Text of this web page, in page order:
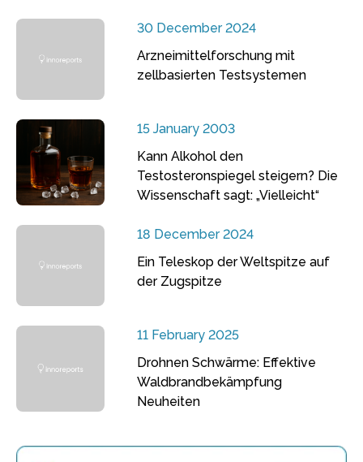
30 December 2024
Arzneimittelforschung mit
zellbasierten Testsystemen
15 January 2003
Kann Alkohol den
Testosteronspiegel steigern? Die
Wissenschaft sagt: „Vielleicht“
18 December 2024
Ein Teleskop der Weltspitze auf
der Zugspitze
11 February 2025
Drohnen Schwärme: Effektive
Waldbrandbekämpfung
Neuheiten